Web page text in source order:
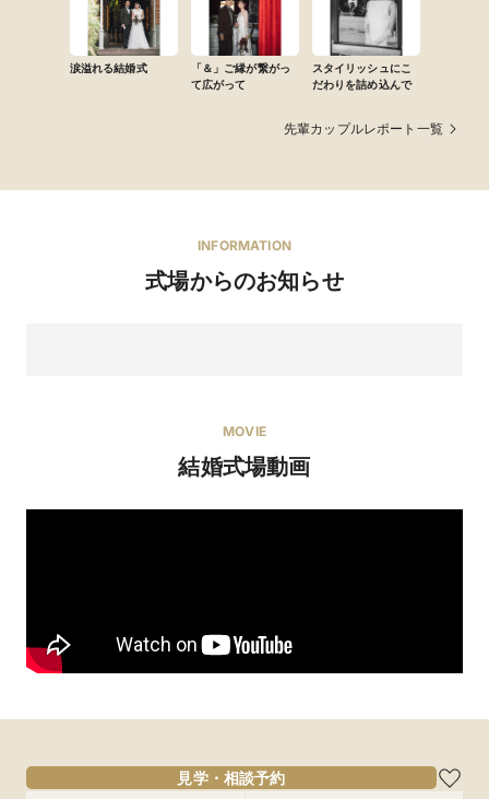
涙溢れる結婚式
「＆」ご縁が繋がっ
て広がって
スタイリッシュにこ
だわりを詰め込んで
先輩カップルレポート一覧
INFORMATION
式場からのお知らせ
8/8・8/9 ゲスト満足度◎藤屋の美食おもてなし＆ドレ
ス最大20万優待特
め手」と答えるカップルは8割以上。本番さながらのおもてなし
MOVIE
結婚式場動画
見学・相談予約